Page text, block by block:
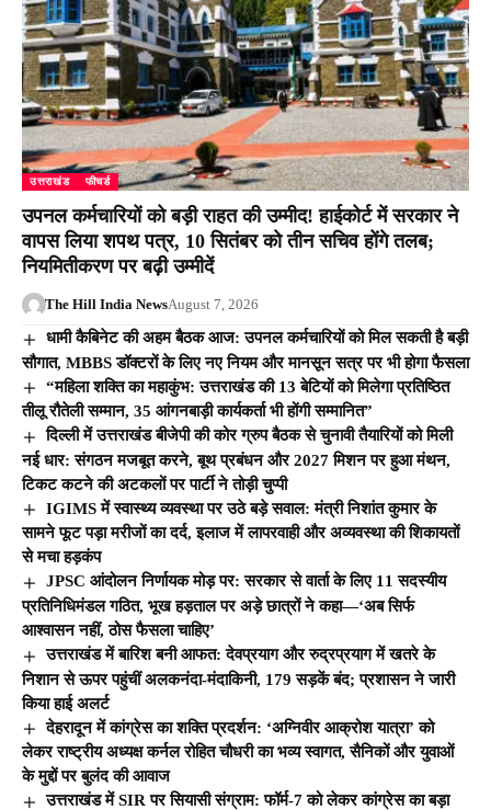
उत्तराखंड फीचर्ड
उपनल कर्मचारियों को बड़ी राहत की उम्मीद! हाईकोर्ट में सरकार ने
वापस लिया शपथ पत्र, 10 सितंबर को तीन सचिव होंगे तलब;
नियमितीकरण पर बढ़ी उम्मीदें
The Hill India NewsAugust 7, 2026
धामी कैबिनेट की अहम बैठक आज: उपनल कर्मचारियों को मिल सकती है बड़ी
सौगात, MBBS डॉक्टरों के लिए नए नियम और मानसून सत्र पर भी होगा फैसला
“महिला शक्ति का महाकुंभ: उत्तराखंड की 13 बेटियों को मिलेगा प्रतिष्ठित
तीलू रौतेली सम्मान, 35 आंगनबाड़ी कार्यकर्ता भी होंगी सम्मानित”
दिल्ली में उत्तराखंड बीजेपी की कोर ग्रुप बैठक से चुनावी तैयारियों को मिली
नई धार: संगठन मजबूत करने, बूथ प्रबंधन और 2027 मिशन पर हुआ मंथन,
टिकट कटने की अटकलों पर पार्टी ने तोड़ी चुप्पी
IGIMS में स्वास्थ्य व्यवस्था पर उठे बड़े सवाल: मंत्री निशांत कुमार के
सामने फूट पड़ा मरीजों का दर्द, इलाज में लापरवाही और अव्यवस्था की शिकायतों
से मचा हड़कंप
JPSC आंदोलन निर्णायक मोड़ पर: सरकार से वार्ता के लिए 11 सदस्यीय
प्रतिनिधिमंडल गठित, भूख हड़ताल पर अड़े छात्रों ने कहा—‘अब सिर्फ
आश्वासन नहीं, ठोस फैसला चाहिए’
उत्तराखंड में बारिश बनी आफत: देवप्रयाग और रुद्रप्रयाग में खतरे के
निशान से ऊपर पहुंचीं अलकनंदा-मंदाकिनी, 179 सड़कें बंद; प्रशासन ने जारी
किया हाई अलर्ट
देहरादून में कांग्रेस का शक्ति प्रदर्शन: ‘अग्निवीर आक्रोश यात्रा’ को
लेकर राष्ट्रीय अध्यक्ष कर्नल रोहित चौधरी का भव्य स्वागत, सैनिकों और युवाओं
के मुद्दों पर बुलंद की आवाज
उत्तराखंड में SIR पर सियासी संग्राम: फॉर्म-7 को लेकर कांग्रेस का बड़ा